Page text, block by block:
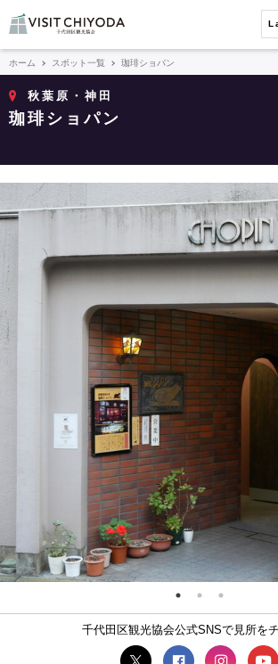
ホーム スポット一覧 珈琲ショパン
秋葉原・神田
珈琲ショパン
千代田区観光協会公式SNSで見所を